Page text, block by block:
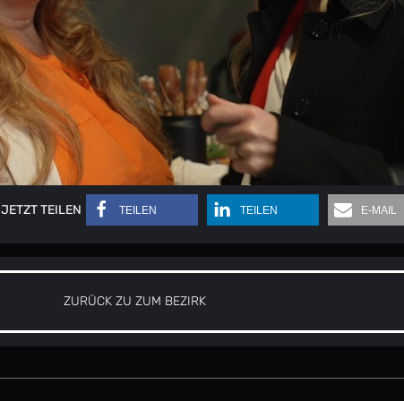
JETZT TEILEN TEILEN TEILEN E-MAIL
ZURÜCK ZU ZUM BEZIRK